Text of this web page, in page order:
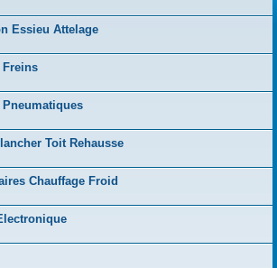
Essieu Attelage
Pneumatiques
Toit Rehausse
Chauffage Froid